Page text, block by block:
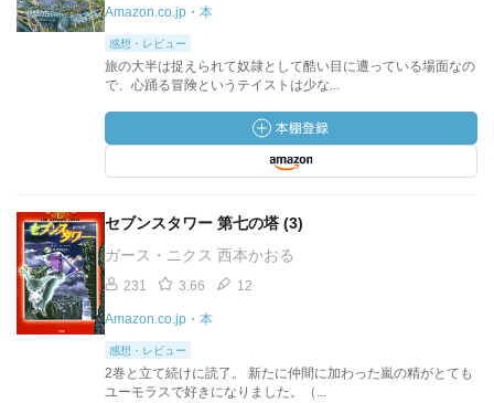
Amazon.co.jp・本
感想・レビュー
旅の大半は捉えられて奴隷として酷い目に遭っている場面なの
で、心踊る冒険というテイストは少な...
セブンスタワー 第七の塔 (3)
ガース・ニクス 西本かおる
231 3.66 12
Amazon.co.jp・本
感想・レビュー
2巻と立て続けに読了。 新たに仲間に加わった嵐の精がとても
ユーモラスで好きになりました。（...